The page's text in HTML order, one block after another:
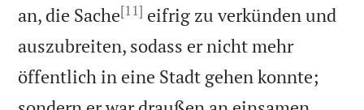
an, die Sache[11] eifrig zu verkünden und
auszubreiten, sodass er nicht mehr
öffentlich in eine Stadt gehen konnte;